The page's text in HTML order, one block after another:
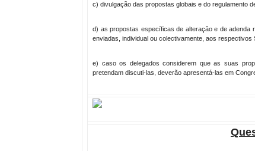
c) divulgação das propostas globais e do regulamento
d) as propostas específicas de alteração e de adenda
enviadas, individual ou colectivamente, aos respectivos
e) caso os delegados considerem que as suas
pretendam discuti-las, deverão apresentá-las em